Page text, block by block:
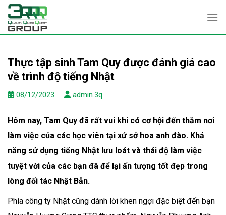
Skip
content
Thực tập sinh Tam Quy được đánh giá cao
về trình độ tiếng Nhật
08/12/2023 admin.3q
Hôm nay, Tam Quy đã rất vui khi có cơ hội đến thăm nơi
làm việc của các học viên tại xứ sở hoa anh đào. Khả
năng sử dụng tiếng Nhật lưu loát và thái độ làm việc
tuyệt vời của các bạn đã để lại ấn tượng tốt đẹp trong
lòng đối tác Nhật Bản.
Phía công ty Nhật cũng dành lời khen ngợi đặc biệt đến bạn